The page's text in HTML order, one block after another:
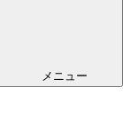
メニュー